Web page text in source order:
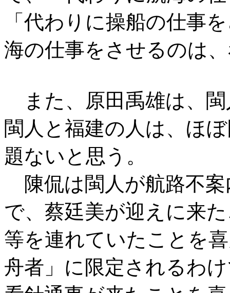
「代わりに操船の仕事
海の仕事をさせるのは
また、原田禹雄は、
閩人と福建の人は、ほ
題ないと思う。
陳侃は閩人が航路不
で、蔡廷美が迎えに来
等を連れていたことを
舟者」に限定されるわ